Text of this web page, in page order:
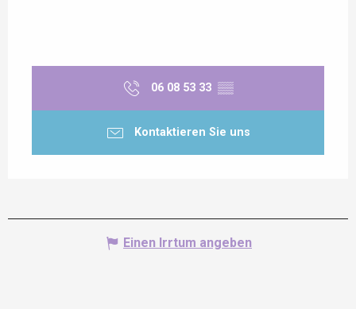
06 08 53 33 ▒▒
Kontaktieren Sie uns
Einen Irrtum angeben